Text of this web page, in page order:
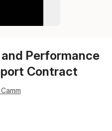
Performance
Contract